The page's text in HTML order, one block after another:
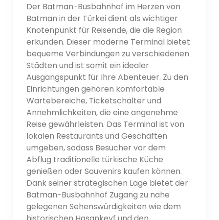
Der Batman-Busbahnhof im Herzen von
Batman in der Türkei dient als wichtiger
Knotenpunkt für Reisende, die die Region
erkunden. Dieser moderne Terminal bietet
bequeme Verbindungen zu verschiedenen
Städten und ist somit ein idealer
Ausgangspunkt für Ihre Abenteuer. Zu den
Einrichtungen gehören komfortable
Wartebereiche, Ticketschalter und
Annehmlichkeiten, die eine angenehme
Reise gewährleisten. Das Terminal ist von
lokalen Restaurants und Geschäften
umgeben, sodass Besucher vor dem
Abflug traditionelle türkische Küche
genießen oder Souvenirs kaufen können.
Dank seiner strategischen Lage bietet der
Batman-Busbahnhof Zugang zu nahe
gelegenen Sehenswürdigkeiten wie dem